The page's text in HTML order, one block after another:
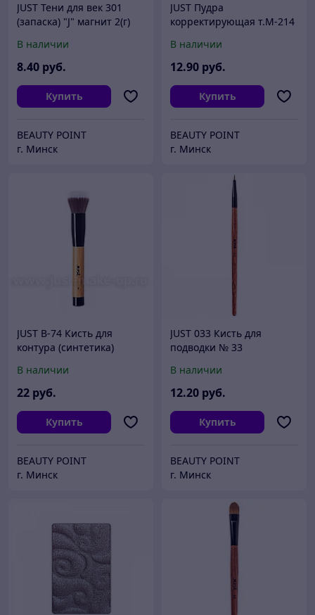
JUST Тени для век 301
(запаска) "J" магнит 2(г)
В наличии
8.40 руб.
Купить
BEAUTY POINT
г. Минск
JUST Пудра
корректирующая т.М-214
Powder (43мм*33мм)
В наличии
12.90 руб.
Купить
BEAUTY POINT
г. Минск
JUST B-74 Кисть для
контура (синтетика)
В наличии
22 руб.
Купить
BEAUTY POINT
г. Минск
JUST 033 Кисть для
подводки № 33
+ синтетика)
В наличии
12.20 руб.
Купить
BEAUTY POINT
г. Минск